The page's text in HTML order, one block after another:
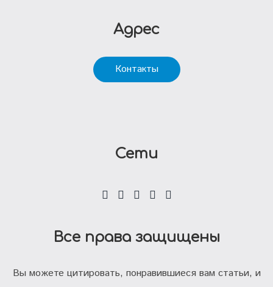
Все права защищены
Вы можете цитировать, понравившиеся вам статьи, и
Адрес
Контакты
Сети